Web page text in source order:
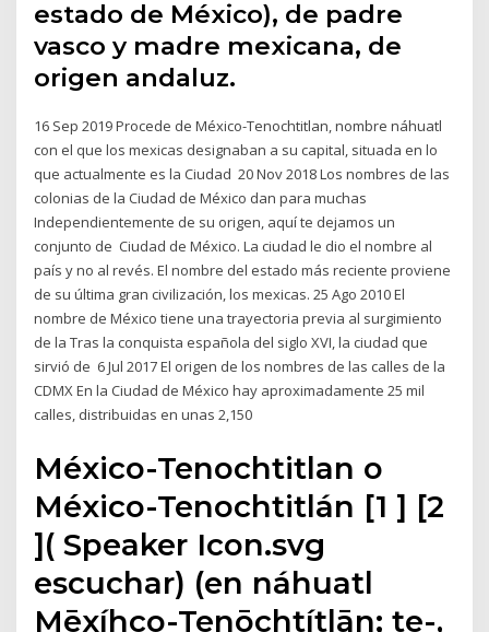
estado de México), de padre
vasco y madre mexicana, de
origen andaluz.
16 Sep 2019 Procede de México-Tenochtitlan, nombre náhuatl
con el que los mexicas designaban a su capital, situada en lo
que actualmente es la Ciudad 20 Nov 2018 Los nombres de las
colonias de la Ciudad de México dan para muchas
Independientemente de su origen, aquí te dejamos un
conjunto de Ciudad de México. La ciudad le dio el nombre al
país y no al revés. El nombre del estado más reciente proviene
de su última gran civilización, los mexicas. 25 Ago 2010 El
nombre de México tiene una trayectoria previa al surgimiento
de la Tras la conquista española del siglo XVI, la ciudad que
sirvió de 6 Jul 2017 El origen de los nombres de las calles de la
CDMX En la Ciudad de México hay aproximadamente 25 mil
calles, distribuidas en unas 2,150
México-Tenochtitlan o
México-Tenochtitlán [1 ] [2
]( Speaker Icon.svg
escuchar) (en náhuatl
Mēxíhco-Tenōchtítlān; te-,